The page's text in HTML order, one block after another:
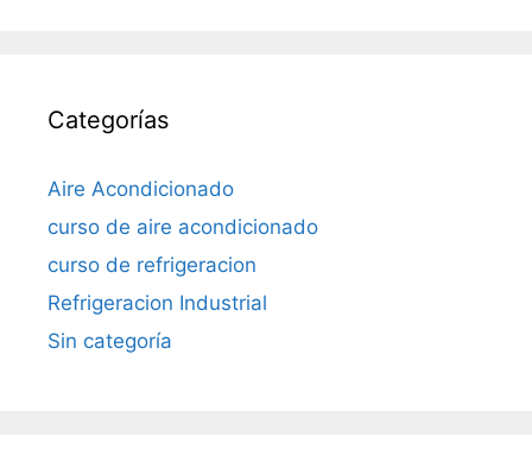
Categorías
Aire Acondicionado
curso de aire acondicionado
curso de refrigeracion
Refrigeracion Industrial
Sin categoría